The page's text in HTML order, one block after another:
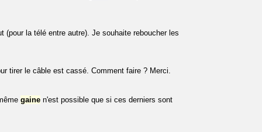
la télé entre autre). Je souhaite reboucher les
tirer le câble est cassé. Comment faire ? Merci.
gaine n'est possible que si ces derniers sont